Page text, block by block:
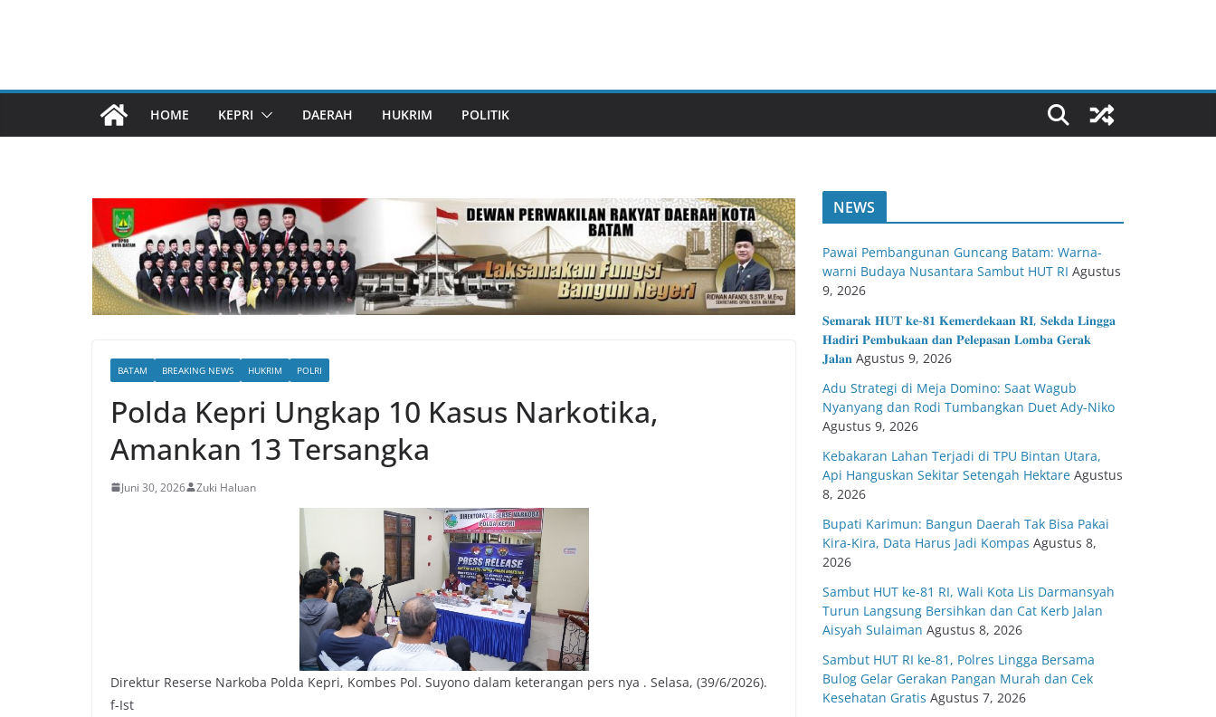
HOME KEPRI DAERAH HUKRIM POLITIK
BATAM BREAKING NEWS HUKRIM POLRI
Polda Kepri Ungkap 10 Kasus Narkotika,
Amankan 13 Tersangka
Juni 30, 2026 Zuki Haluan
Direktur Reserse Narkoba Polda Kepri, Kombes Pol. Suyono dalam keterangan pers nya . Selasa, (39/6/2026).
f-Ist
NEWS
Pawai Pembangunan Guncang Batam: Warna-
warni Budaya Nusantara Sambut HUT RI Agustus
9, 2026
𝐒𝐞𝐦𝐚𝐫𝐚𝐤 𝐇𝐔𝐓 𝐤𝐞-𝟖𝟏 𝐊𝐞𝐦𝐞𝐫𝐝𝐞𝐤𝐚𝐚𝐧 𝐑𝐈, 𝐒𝐞𝐤𝐝𝐚 𝐋𝐢𝐧𝐠𝐠𝐚
𝐇𝐚𝐝𝐢𝐫𝐢 𝐏𝐞𝐦𝐛𝐮𝐤𝐚𝐚𝐧 𝐝𝐚𝐧 𝐏𝐞𝐥𝐞𝐩𝐚𝐬𝐚𝐧 𝐋𝐨𝐦𝐛𝐚 𝐆𝐞𝐫𝐚𝐤
𝐉𝐚𝐥𝐚𝐧 Agustus 9, 2026
Adu Strategi di Meja Domino: Saat Wagub
Nyanyang dan Rodi Tumbangkan Duet Ady-Niko
Agustus 9, 2026
Kebakaran Lahan Terjadi di TPU Bintan Utara,
Api Hanguskan Sekitar Setengah Hektare Agustus
8, 2026
Bupati Karimun: Bangun Daerah Tak Bisa Pakai
Kira-Kira, Data Harus Jadi Kompas Agustus 8,
2026
Sambut HUT ke-81 RI, Wali Kota Lis Darmansyah
Turun Langsung Bersihkan dan Cat Kerb Jalan
Aisyah Sulaiman Agustus 8, 2026
Sambut HUT RI ke-81, Polres Lingga Bersama
Bulog Gelar Gerakan Pangan Murah dan Cek
Kesehatan Gratis Agustus 7, 2026